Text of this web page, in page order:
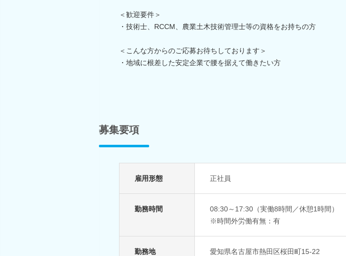
＜歓迎要件＞
・技術士、RCCM、農業土木技術管理士等の資格をお持ちの方
＜こんな方からのご応募お待ちしております＞
・地域に根差した安定企業で腰を据えて働きたい方
募集要項
雇用形態 正社員
勤務時間
08:30～17:30（実働8時間／休憩1時間）
※時間外労働有無：有
勤務地
愛知県名古屋市熱田区桜田町15-22